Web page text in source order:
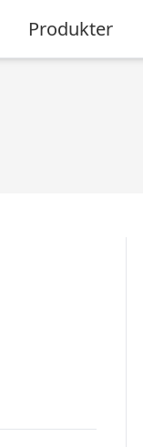
Produkter